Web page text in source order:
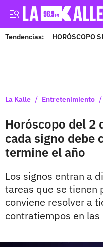
Tendencias: HORÓSCOPO
La Kalle / Entretenimiento /
Horóscopo del 2
cada signo debe
termine el año
Los signos entran a
tareas que se tienen
conviene resolver a
contratiempos en